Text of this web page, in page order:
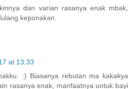
dan varian rasanya enak mbak,
keponakan.
at 13:33
:) Biasanya rebutan ma kakakya
rasanya enak, manfaatnya untuk bayi